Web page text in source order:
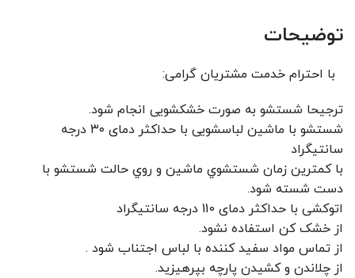
توضیحات
با احترام خدمت مشتریان گرامی:
ترجیحا شستشو به صورت خشکشویی انجام شود.
شستشو با ماشین لباسشویی با حداکثر دمای ۳۰ درجه
سانتیگراد
با کمترين زمان شستشوي ماشين و روي حالت شستشو با
دست شسته شود.
اتوکشی با حداکثر دمای 110 درجه سانتیگراد
از خشک کن استفاده نشود.
از تماس مواد سفید کننده با لباس اجتناب شود .
از چلاندن و کشيدن پارچه بپرهيزيد.